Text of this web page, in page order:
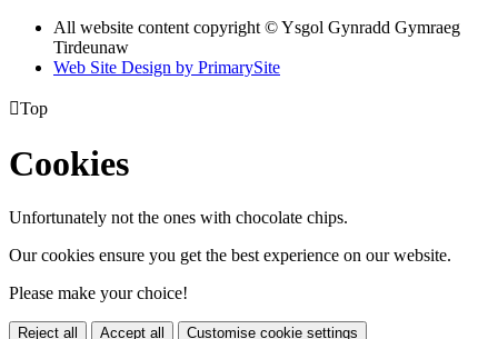
All website content copyright © Ysgol Gynradd Gymraeg
Tirdeunaw
Web Site Design by PrimarySite
Top
Cookies
Unfortunately not the ones with chocolate chips.
Our cookies ensure you get the best experience on our website.
Please make your choice!
Reject all Accept all Customise cookie settings